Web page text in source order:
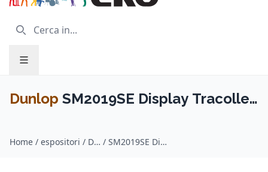
Dunlop SM2019SE Display Tracolle
Home / espositori / Dunlop / SM2019SE Display Tracolle Shelf Vuoto